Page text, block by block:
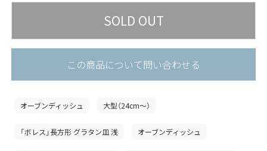
この商品について問い合わせる
オーブンディッシュ 大型（24cm〜）
「ボレス」長方形 グラタン皿 浅 オーブンディッシュ